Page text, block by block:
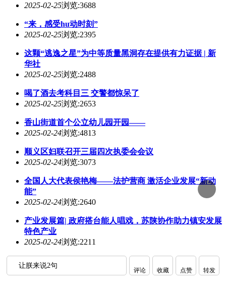
2025-02-25浏览:3688
“来，感受hu动时刻”
2025-02-25浏览:2395
这颗“逃逸之星”为中等质量黑洞存在提供有力证据 | 新
华社
2025-02-25浏览:2488
喝了酒去考科目三 交警都惊呆了
2025-02-25浏览:2653
香山街道首个公立幼儿园开园——
2025-02-24浏览:4813
顺义区妇联召开三届四次执委会会议
2025-02-24浏览:3073
全国人大代表侯艳梅——法护营商 激活企业发展“新动
能”
2025-02-24浏览:2640
产业发展篇| 政府搭台能人唱戏，苏陕协作助力镇安发展
特色产业
2025-02-24浏览:2211
让朕来说2句
评论 收藏 点赞 转发